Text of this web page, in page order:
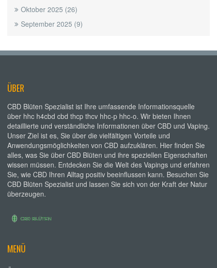
Oktober 2025 (26)
September 2025 (9)
ÜBER
CBD Blüten Spezialist ist Ihre umfassende Informationsquelle
über hhc h4cbd cbd thcp thcv hhc-p hhc-o. Wir bieten Ihnen
detaillierte und verständliche Informationen über CBD und Vaping.
Unser Ziel ist es, Sie über die vielfältigen Vorteile und
Anwendungsmöglichkeiten von CBD aufzuklären. Hier finden Sie
alles, was Sie über CBD Blüten und ihre speziellen Eigenschaften
wissen müssen. Entdecken Sie die Welt des Vapings und erfahren
Sie, wie CBD Ihren Alltag positiv beeinflussen kann. Besuchen Sie
CBD Blüten Spezialist und lassen Sie sich von der Kraft der Natur
überzeugen.
MENÜ